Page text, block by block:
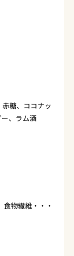
糖、ココナッ
、ラム酒
物繊維・・・